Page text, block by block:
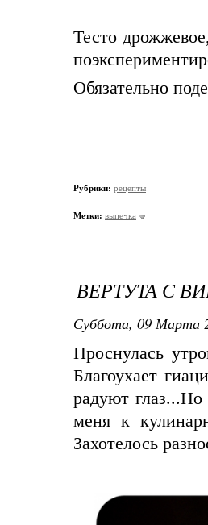
Тесто
Обязательно
Рубрики: рецепты
Метки: выпечка
ВЕРТУТА С
Суббота, 09 Марта
Проснулась
Благоухает
радуют глаз...Но
меня к
Захотелось